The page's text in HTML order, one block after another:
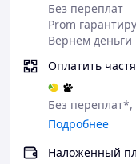
Без переплат
Prom
Вернем деньги
Оплатить
Без переплат*,
Подробнее
Наложенный